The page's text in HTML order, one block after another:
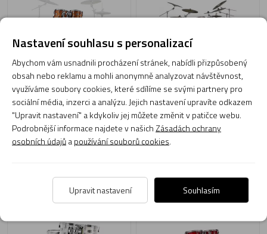
Doprava
zdarma 80 490 Kč
Momentálně není skladem
Obvyklá dodací lhůta do 14 dnů
Zobrazit produkt
Doprava
zdarma 80 490 Kč
Momentálně není skladem
Obvyklá dodací lhůta do 14 dnů
Zobrazit produkt
Bicí sada Yamaha Absolute
Maple Hybrid AMJAZZ PWH
Bicí sada Yamaha Absolute
Maple Hybrid AMJAZZ RAU
Nastavení souhlasu s personalizací
Abychom vám usnadnili procházení stránek, nabídli přizpůsobený
obsah nebo reklamu a mohli anonymně analyzovat návštěvnost,
využíváme soubory cookies, které sdílíme se svými partnery pro
sociální média, inzerci a analýzu. Jejich nastavení upravíte odkazem
"Upravit nastavení" a kdykoliv jej můžete změnit v patičce webu.
Podrobnější informace najdete v našich Zásadách ochrany
osobních údajůapoužívání souborů cookies.
Upravit nastavení Souhlasím